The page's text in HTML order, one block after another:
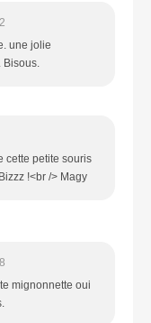
une jolie
cette petite souris
!<br /> Magy
mignonnette oui